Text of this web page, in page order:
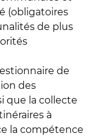
(obligatoires
de plus
de
des
que la collecte
à
la compétence